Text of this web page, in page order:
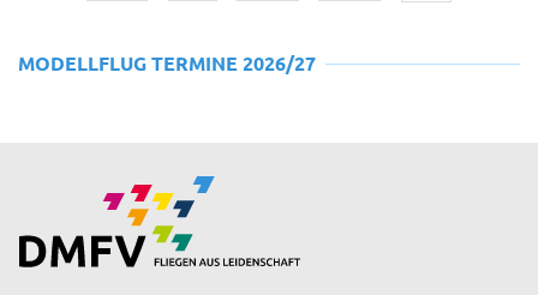
MODELLFLUG TERMINE 2026/27